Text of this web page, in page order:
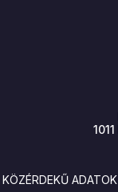
1011
KÖZÉRDEKŰ ADATOK